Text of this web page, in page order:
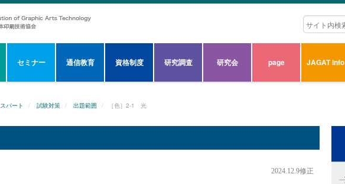
セミナー 通信教育 資格制度 研究調査 研究会 page JAGAT info
パート 試験対策 出題範囲 ［色］2-1 光
2024.12.9修正